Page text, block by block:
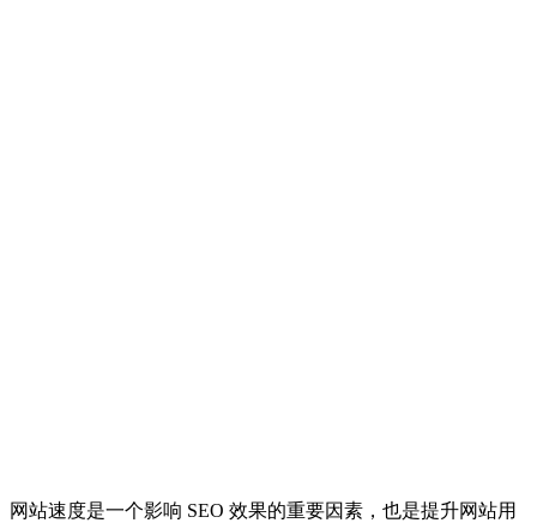
网站速度是一个影响 SEO 效果的重要因素，也是提升网站用